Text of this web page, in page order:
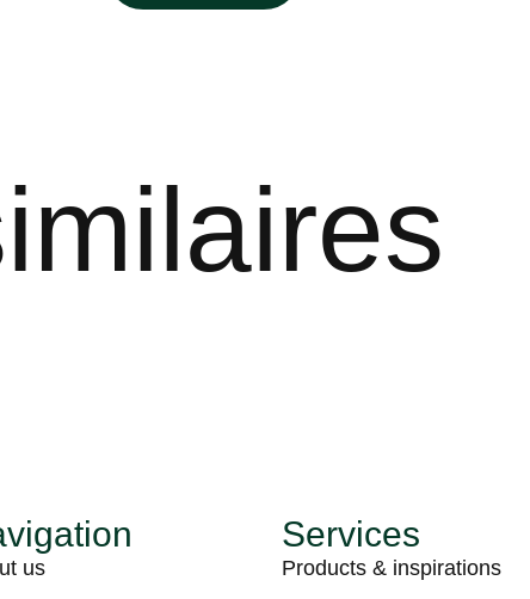
us
Services
Products & inspirations